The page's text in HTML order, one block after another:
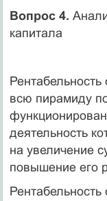
Вопрос 4.
капитала
Рентабельность
всю пира­миду
деятельность
на увеличение
повышение его